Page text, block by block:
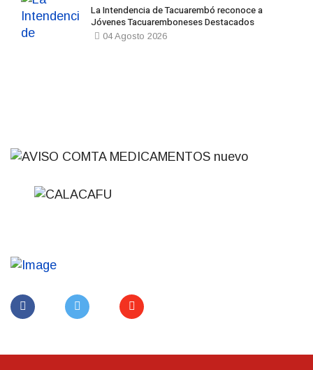
La Intendencia de Tacuarembó reconoce a
Jóvenes Tacuaremboneses Destacados
04 Agosto 2026